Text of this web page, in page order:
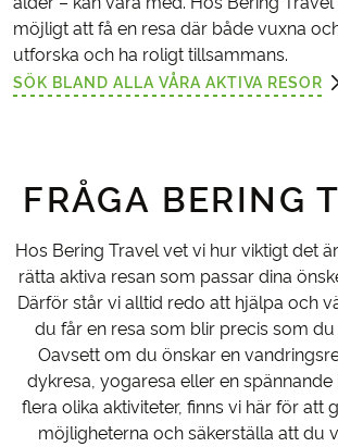
möjligt att få en resa där både vuxna
utforska och ha roligt tillsammans.
SÖK BLAND ALLA VÅRA AKTIVA RESOR
FRÅGA BERING
Hos Bering Travel vet vi hur viktigt det
rätta aktiva resan som passar dina
Därför står vi alltid redo att hjälpa och
du får en resa som blir precis som
Oavsett om du önskar en
dykresa, yogaresa eller en
flera olika aktiviteter, finns vi här för att
möjligheterna och säkerställa att du